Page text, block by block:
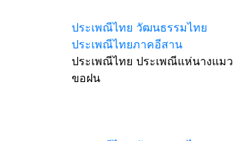
ประเพณีไทย วัฒนธรรมไทย
ประเพณีไทยภาคอีสาน
ประเพณีไทย ประเพณีแห่นางแมว
ขอฝน